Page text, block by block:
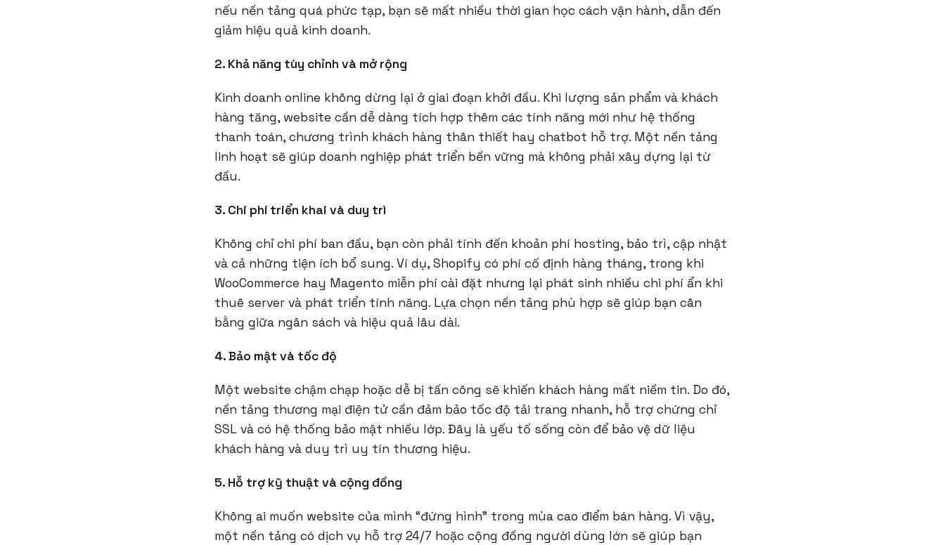
nếu nền tảng quá phức tạp, bạn sẽ mất nhiều thời gian học cách vận hành, dẫn đến
giảm hiệu quả kinh doanh.
2. Khả năng tùy chỉnh và mở rộng
Kinh doanh online không dừng lại ở giai đoạn khởi đầu. Khi lượng sản phẩm và khách
hàng tăng, website cần dễ dàng tích hợp thêm các tính năng mới như hệ thống
thanh toán, chương trình khách hàng thân thiết hay chatbot hỗ trợ. Một nền tảng
linh hoạt sẽ giúp doanh nghiệp phát triển bền vững mà không phải xây dựng lại từ
đầu.
3. Chi phí triển khai và duy trì
Không chỉ chi phí ban đầu, bạn còn phải tính đến khoản phí hosting, bảo trì, cập nhật
và cả những tiện ích bổ sung. Ví dụ, Shopify có phí cố định hàng tháng, trong khi
WooCommerce hay Magento miễn phí cài đặt nhưng lại phát sinh nhiều chi phí ẩn khi
thuê server và phát triển tính năng. Lựa chọn nền tảng phù hợp sẽ giúp bạn cân
bằng giữa ngân sách và hiệu quả lâu dài.
4. Bảo mật và tốc độ
Một website chậm chạp hoặc dễ bị tấn công sẽ khiến khách hàng mất niềm tin. Do đó,
nền tảng thương mại điện tử cần đảm bảo tốc độ tải trang nhanh, hỗ trợ chứng chỉ
SSL và có hệ thống bảo mật nhiều lớp. Đây là yếu tố sống còn để bảo vệ dữ liệu
khách hàng và duy trì uy tín thương hiệu.
5. Hỗ trợ kỹ thuật và cộng đồng
Không ai muốn website của mình “đứng hình” trong mùa cao điểm bán hàng. Vì vậy,
một nền tảng có dịch vụ hỗ trợ 24/7 hoặc cộng đồng người dùng lớn sẽ giúp bạn